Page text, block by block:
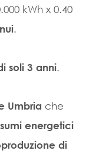
kWh x 0.40
.
soli 3 anni.
Umbria che
energetici
di